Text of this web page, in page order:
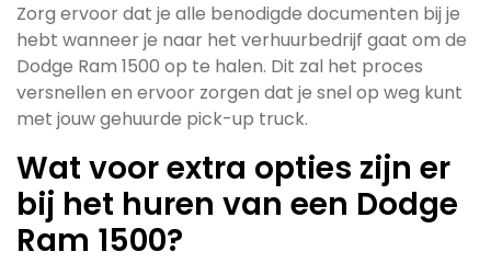
Zorg ervoor dat je alle benodigde documenten bij je
hebt wanneer je naar het verhuurbedrijf gaat om de
Dodge Ram 1500 op te halen. Dit zal het proces
versnellen en ervoor zorgen dat je snel op weg kunt
met jouw gehuurde pick-up truck.
Wat voor extra opties zijn er
bij het huren van een Dodge
Ram 1500?